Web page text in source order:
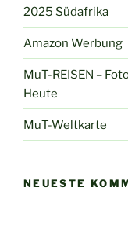
2025 Südafrika
Amazon Werbung
MuT-REISEN –
Heute
MuT-Weltkarte
NEUESTE